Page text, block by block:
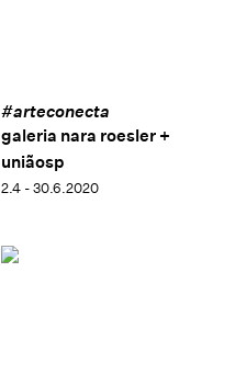
#arteconecta
galeria nara roesler +
uniãosp
2.4 - 30.6.2020